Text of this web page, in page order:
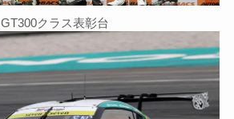
GT300クラス表彰台